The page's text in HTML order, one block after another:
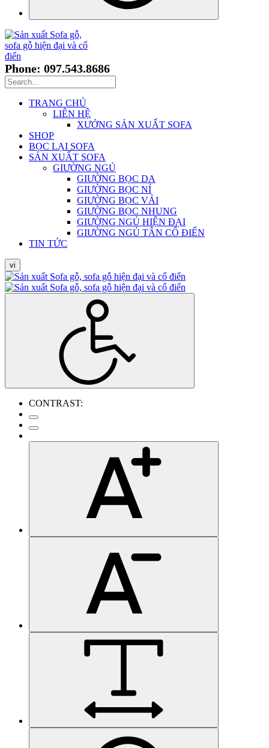
Phone: 097.543.8686
TRANG CHỦ
LIÊN HỆ
XƯỞNG SẢN XUẤT SOFA
SHOP
BỌC LẠI SOFA
SẢN XUẤT SOFA
GIƯỜNG NGỦ
GIƯỜNG BỌC DA
GIƯỜNG BỌC NỈ
GIƯỜNG BỌC VẢI
GIƯỜNG BỌC NHUNG
GIƯỜNG NGỦ HIỆN ĐẠI
GIƯỜNG NGỦ TÂN CỔ ĐIỂN
TIN TỨC
vi
CONTRAST: